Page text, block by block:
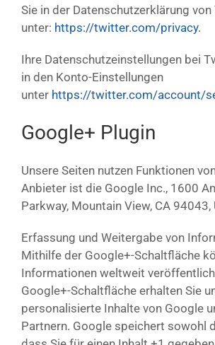
Sie in der Datenschutzerklärung
unter: https://twitter.com/privacy.
Ihre Datenschutzeinstellungen bei
in den Konto-Einstellungen
unter https://twitter.com/account/
Google+ Plugin
Unsere Seiten nutzen Funktionen
Anbieter ist die Google Inc., 1600
Parkway, Mountain View, CA 94043,
Erfassung und Weitergabe von
Mithilfe der Google+-Schaltfläche
Informationen weltweit
Google+-Schaltfläche erhalten Sie
personalisierte Inhalte von Google
Partnern. Google speichert sowohl